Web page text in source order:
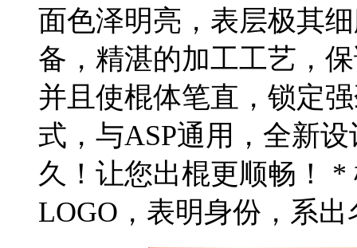
面色泽明亮，表层极其
备，精湛的加工工艺，
并且使棍体笔直，锁定
式，与ASP通用，全新
久！让您出棍更顺畅！
LOGO，表明身份，系